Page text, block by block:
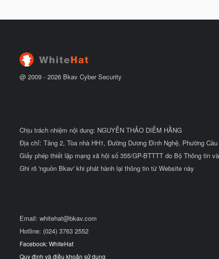
@ 2009 - 2026 Bkav Cyber Security
Chịu trách nhiệm nội dung: NGUYỄN THẢO DIỄM HẰNG
Địa chỉ: Tầng 2, Tòa nhà HH1, Đường Dương Đình Nghệ, Phường
Giấy phép thiết lập mạng xã hội số 355/GP-BTTTT do Bộ Thông tin
Ghi rõ 'nguồn Bkav' khi phát hành lại thông tin từ Website này
Email: whitehat@bkav.com
Hotline: (024) 3763 2552
Facebook: WhiteHat
Quy định và điều khoản sử dụng